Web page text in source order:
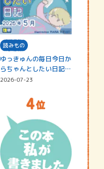
読みもの
ゆっきゅんの毎日今日か
らちゃんとしたい日記
☆202…
2026-07-23